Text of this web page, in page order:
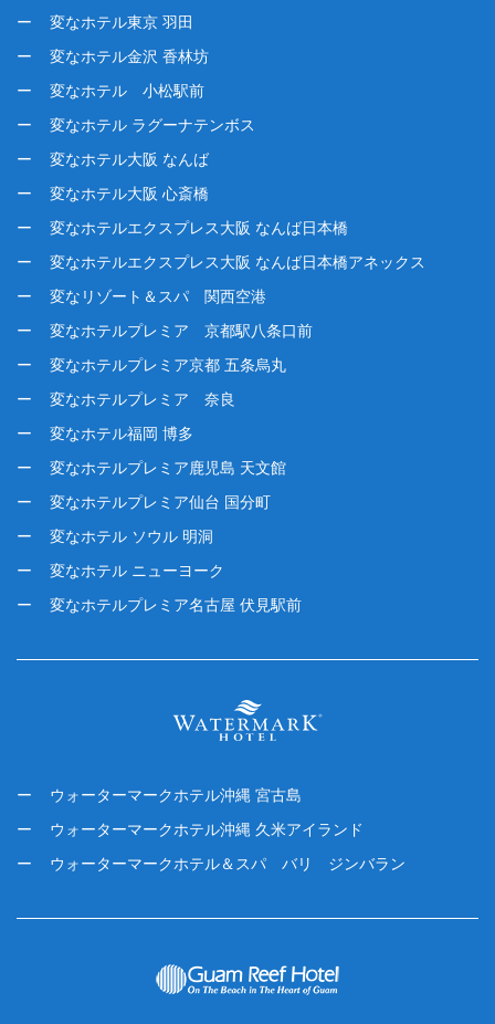
変なホテル東京 羽田
変なホテル金沢 香林坊
変なホテル 小松駅前
変なホテル ラグーナテンボス
変なホテル大阪 なんば
変なホテル大阪 心斎橋
変なホテルエクスプレス大阪 なんば日本橋
変なホテルエクスプレス大阪 なんば日本橋アネックス
変なリゾート＆スパ 関西空港
変なホテルプレミア 京都駅八条口前
変なホテルプレミア京都 五条烏丸
変なホテルプレミア 奈良
変なホテル福岡 博多
変なホテルプレミア鹿児島 天文館
変なホテルプレミア仙台 国分町
変なホテル ソウル 明洞
変なホテル ニューヨーク
変なホテルプレミア名古屋 伏見駅前
ウォーターマークホテル沖縄 宮古島
ウォーターマークホテル沖縄 久米アイランド
ウォーターマークホテル＆スパ バリ ジンバラン